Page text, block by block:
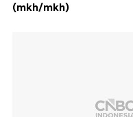
(mkh/mkh)